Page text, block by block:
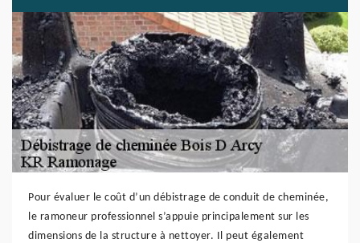
Pour évaluer le coût d’un débistrage de conduit de cheminée,
le ramoneur professionnel s’appuie principalement sur les
dimensions de la structure à nettoyer. Il peut également